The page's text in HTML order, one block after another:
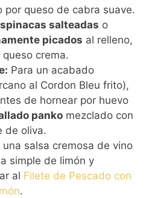
por queso de cabra suave.
salteadas o
picados al relleno,
crema.
Para un acabado
al Cordon Bleu frito),
de hornear por huevo
panko mezclado con
de oliva.
una salsa cremosa de vino
simple de limón y
al Filete de Pescado con
.